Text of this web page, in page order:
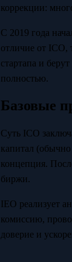
коррекции:
С 2019 года
отличие от ICO,
стартапа и
полностью.
Базовые
Суть ICO
капитал
концепция.
биржи.
IEO реализует
комиссию,
доверие и